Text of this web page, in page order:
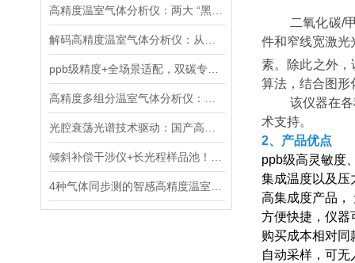
二氧化碳/
件和窄线宽激光
素。除此之外
算法，结合图形
该仪器在
术支持。
2、产品优点
ppb级高灵敏度
集成温度以及压
高集成度产品，
方便快捷，仪器
购买成本相对同
自动采样，可